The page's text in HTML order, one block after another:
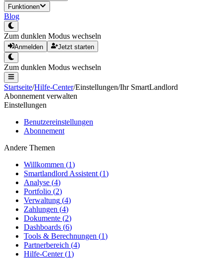
Funktionen
Blog
Zum dunklen Modus wechseln
Anmelden Jetzt starten
Zum dunklen Modus wechseln
Startseite/Hilfe-Center/Einstellungen/Ihr SmartLandlord
Abonnement verwalten
Einstellungen
Benutzereinstellungen
Abonnement
Andere Themen
Willkommen (1)
Smartlandlord Assistent (1)
Analyse (4)
Portfolio (2)
Verwaltung (4)
Zahlungen (4)
Dokumente (2)
Dashboards (6)
Tools & Berechnungen (1)
Partnerbereich (4)
Hilfe-Center(1)